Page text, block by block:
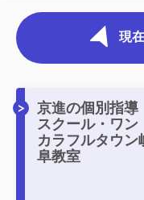
現
京進の個別指導
スクール・ワン
カラフルタウン
阜教室